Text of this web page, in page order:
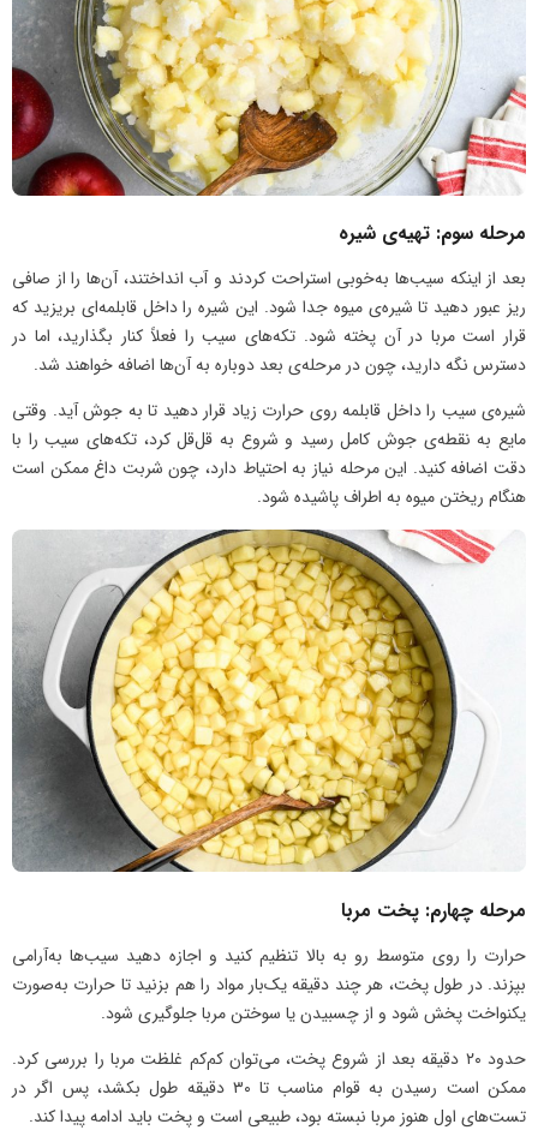
مرحله سوم: تهیه‌ی شیره
بعد از اینکه سیب‌ها به‌خوبی استراحت کردند و آب انداختند، آن‌ها را از صافی
ریز عبور دهید تا شیره‌ی میوه جدا شود. این شیره را داخل قابلمه‌ای بریزید که
قرار است مربا در آن پخته شود. تکه‌های سیب را فعلاً کنار بگذارید، اما در
دسترس نگه دارید، چون در مرحله‌ی بعد دوباره به آن‌ها اضافه خواهند شد.
شیره‌ی سیب را داخل قابلمه روی حرارت زیاد قرار دهید تا به جوش آید. وقتی
مایع به نقطه‌ی جوش کامل رسید و شروع به قل‌قل کرد، تکه‌های سیب را با
دقت اضافه کنید. این مرحله نیاز به احتیاط دارد، چون شربت داغ ممکن است
هنگام ریختن میوه به اطراف پاشیده شود.
مرحله چهارم: پخت مربا
حرارت را روی متوسط رو به بالا تنظیم کنید و اجازه دهید سیب‌ها به‌آرامی
بپزند. در طول پخت، هر چند دقیقه یک‌بار مواد را هم بزنید تا حرارت به‌صورت
یکنواخت پخش شود و از چسبیدن یا سوختن مربا جلوگیری شود.
حدود ۲۰ دقیقه بعد از شروع پخت، می‌توان کم‌کم غلظت مربا را بررسی کرد.
ممکن است رسیدن به قوام مناسب تا ۳۰ دقیقه طول بکشد، پس اگر در
تست‌های اول هنوز مربا نبسته بود، طبیعی است و پخت باید ادامه پیدا کند.